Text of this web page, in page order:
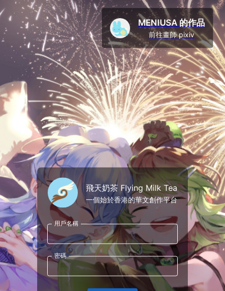
飛天奶茶 Flying Milk Tea
一個始於香港的華文創作平台
用戶名稱
密碼
MENIUSA 的作品
前往畫師 pixiv